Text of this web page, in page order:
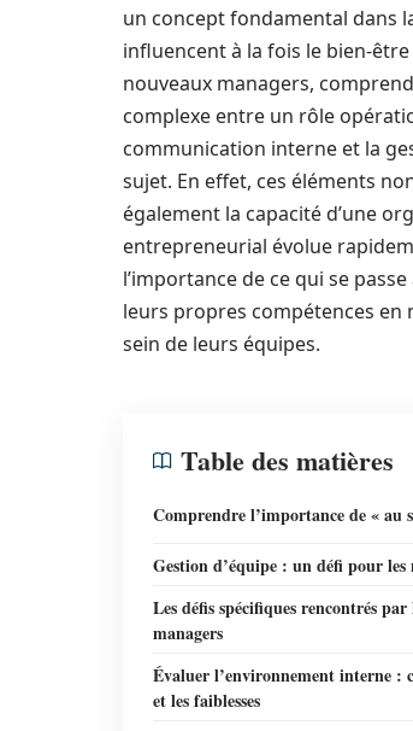
un concept fondamental dans
influencent à la fois le bien-
nouveaux managers,
complexe entre un rôle
communication interne et la
sujet. En effet, ces éléments
également la capacité d’une
entrepreneurial évolue
l’importance de ce qui se
leurs propres compétences en
sein de leurs équipes.
Table des matières
Comprendre l’importance de « au
Gestion d’équipe : un défi pour les
Les défis spécifiques rencontrés par
managers
Évaluer l’environnement interne :
et les faiblesses